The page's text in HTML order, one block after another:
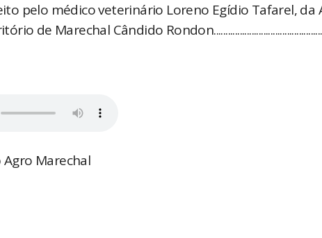
pelo médico veterinário Loreno Egídio Tafarel, da
de Marechal Cândido
Agro Marechal